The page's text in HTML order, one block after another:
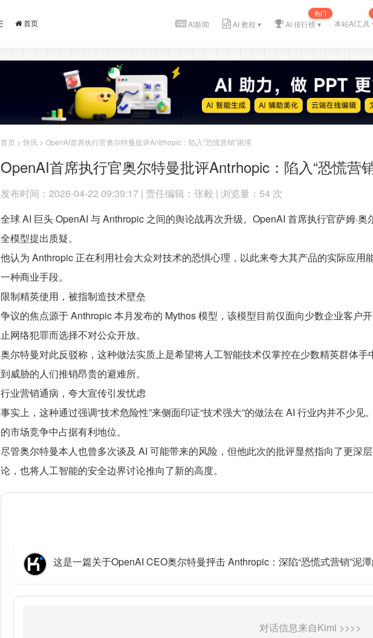
首页 AI新闻 AI 教程 ▾ AI 排行榜 ▾
热门
本站AI工具
首页 > 快讯 > OpenAI首席执行官奥尔特曼批评Antrhopic：陷入“恐慌营销”困境
OpenAI首席执行官奥尔特曼批评Antrhopic：陷入“恐慌营
发布时间：2026-04-22 09:39:17 | 责任编辑：张毅 | 浏览量：54 次
全球 AI 巨头 OpenAI 与 Anthropic 之间的舆论战再次升级。OpenAI 首席执行官萨姆·
全模型提出质疑。
他认为 Anthropic 正在利用社会大众对技术的恐惧心理，以此来夸大其产品的实际应
一种商业手段。
限制精英使用，被指制造技术壁垒
争议的焦点源于 Anthropic 本月发布的 Mythos 模型，该模型目前仅面向少数企业客户
止网络犯罪而选择不对公众开放。
奥尔特曼对此反驳称，这种做法实质上是希望将人工智能技术仅掌控在少数精英群体
到威胁的人们推销昂贵的避难所。
行业营销通病，夸大宣传引发忧虑
事实上，这种通过强调“技术危险性”来侧面印证“技术强大”的做法在 AI 行业内并不少
的市场竞争中占据有利地位。
尽管奥尔特曼本人也曾多次谈及 AI 可能带来的风险，但他此次的批评显然指向了更深
论，也将人工智能的安全边界讨论推向了新的高度。
这是一篇关于OpenAI CEO奥尔特曼抨击 Anthropic：深陷“恐慌式营销”泥潭